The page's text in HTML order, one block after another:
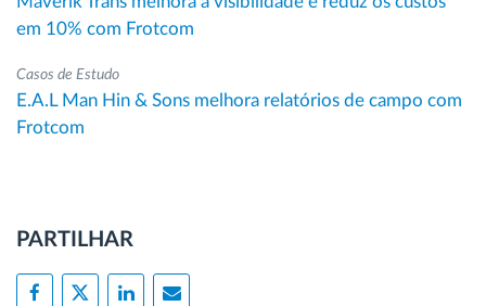
em 10% com Frotcom
Casos de Estudo
E.A.L Man Hin & Sons melhora relatórios de campo com
Frotcom
PARTILHAR